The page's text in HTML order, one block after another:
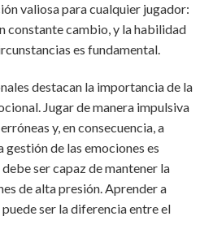
valiosa para cualquier jugador:
constante cambio, y la habilidad
es fundamental.
destacan la importancia de la
Jugar de manera impulsiva
y, en consecuencia, a
de las emociones es
ser capaz de mantener la
de alta presión. Aprender a
ser la diferencia entre el